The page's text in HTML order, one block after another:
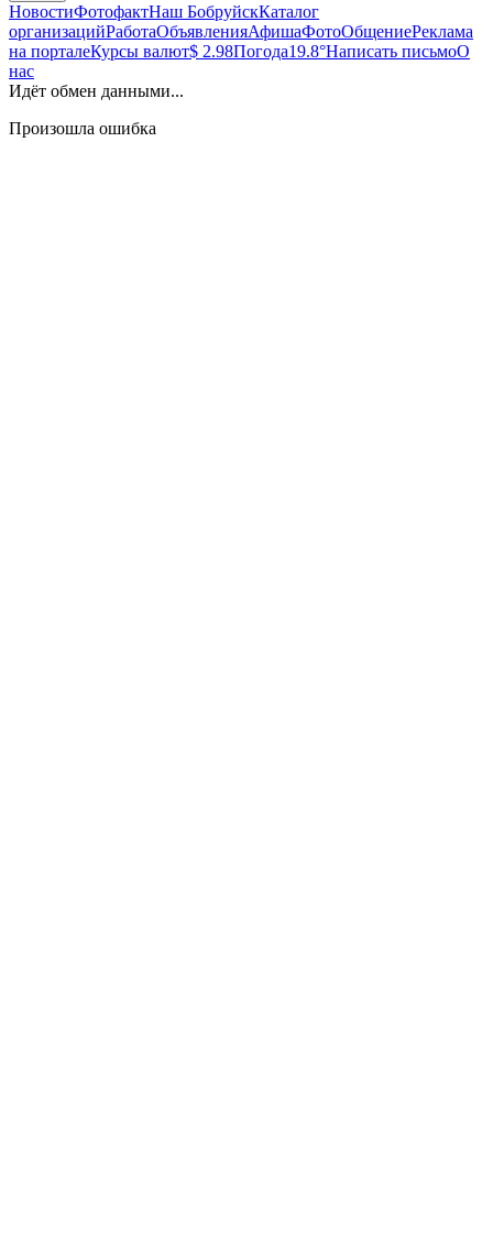
НовостиФотофактНаш БобруйскКаталог
организацийРаботаОбъявленияАфишаФотоОбщениеРеклама
на порталеКурсы валют$ 2.98Погода19.8°Написать письмоО
нас
Идёт обмен данными...
Произошла ошибка